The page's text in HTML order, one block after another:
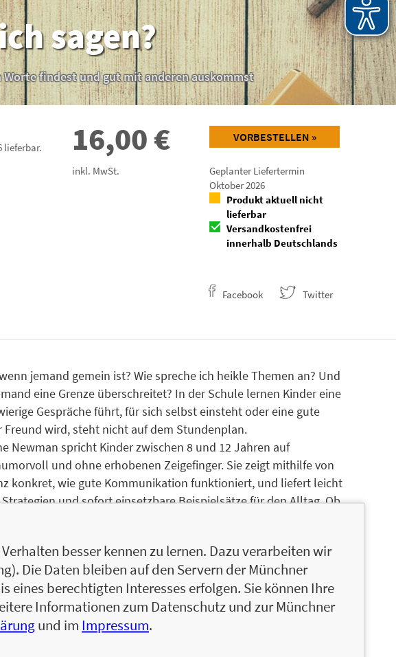
sagen?
findest und gut mit anderen auskommst
lieferbar.
16,00€
inkl. MwSt.
VORBESTELLEN »
Geplanter Liefertermin
Oktober 2026
Produkt aktuell nicht
lieferbar
Versandkostenfrei
innerhalb Deutschlands
Facebook Twitter
jemand gemein ist? Wie spreche ich heikle Themen an? Und
eine Grenze überschreitet? In der Schule lernen Kinder eine
Gespräche führt, für sich selbst einsteht oder eine gute
Freund wird, steht nicht auf dem Stundenplan.
Newman spricht Kinder zwischen 8 und 12 Jahren auf
und ohne erhobenen Zeigefinger. Sie zeigt mithilfe von
konkret, wie gute Kommunikation funktioniert, und liefert leicht
und sofort einsetzbare Beispielsätze für den Alltag. Ob
wie man:
besser kennen zu lernen. Dazu verarbeiten wir
Die Daten bleiben auf den Servern der Münchner
berechtigten Interesses erfolgen. Sie können Ihre
Informationen zum Datenschutz und zur Münchner
und im Impressum.